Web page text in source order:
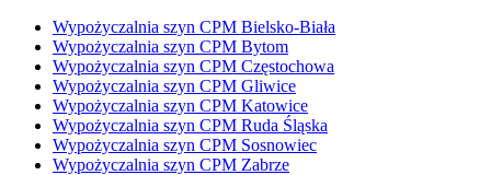
Wypożyczalnia szyn CPM Bielsko-Biała
Wypożyczalnia szyn CPM Bytom
Wypożyczalnia szyn CPM Częstochowa
Wypożyczalnia szyn CPM Gliwice
Wypożyczalnia szyn CPM Katowice
Wypożyczalnia szyn CPM Ruda Śląska
Wypożyczalnia szyn CPM Sosnowiec
Wypożyczalnia szyn CPM Zabrze